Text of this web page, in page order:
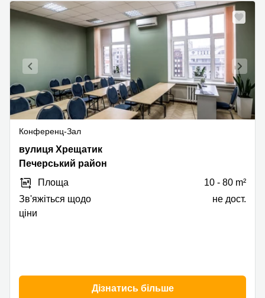
Конференц-Зал
Khreschatyk
Street
Печерський
район
вулиця Хрещатик
Печерський район
Площа
10 - 80 m²
Зв'яжіться щодо
ціни
не дост.
Дізнатись більше